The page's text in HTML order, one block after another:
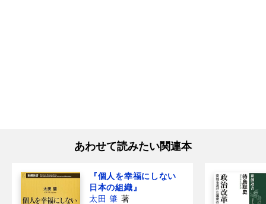
あわせて読みたい関連本
『個人を幸福にしない
日本の組織』
太田 肇 著